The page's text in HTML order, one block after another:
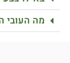
מה העובי